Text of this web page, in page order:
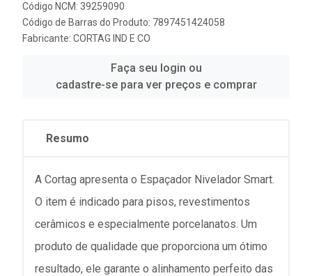
Código NCM: 39259090
Código de Barras do Produto: 7897451424058
Fabricante: CORTAG IND E CO
Faça seu login ou
cadastre-se para ver preços e comprar
Resumo
A Cortag apresenta o Espaçador Nivelador Smart.
O item é indicado para pisos, revestimentos
cerâmicos e especialmente porcelanatos. Um
produto de qualidade que proporciona um ótimo
resultado, ele garante o alinhamento perfeito das